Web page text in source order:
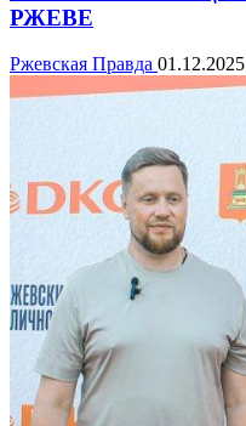
РЖЕВЕ
Ржевская Правда 01.12.2025